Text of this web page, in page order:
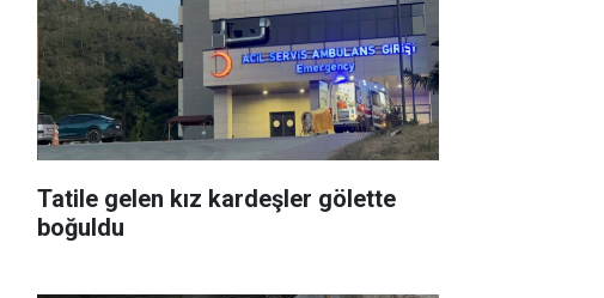
Tatile gelen kız kardeşler gölette
boğuldu